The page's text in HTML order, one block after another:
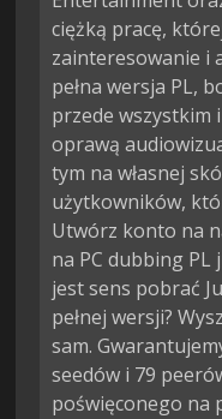
ciężką pracę,
zainteresowanie i
pełna wersja PL,
przede wszystkim
oprawą
tym na własnej
użytkowników,
Utwórz konto na
na PC dubbing PL
jest sens pobrać
pełnej wersji?
sam.
seedów i 79
poświęconego na